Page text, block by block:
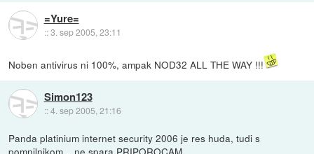
=Yure=
::3. sep 2005, 23:11
Noben antivirus ni 100%, ampak NOD32 ALL THE WAY !!!
Simon123
::4. sep 2005, 21:16
Panda platinium internet security 2006 je res huda, tudi s